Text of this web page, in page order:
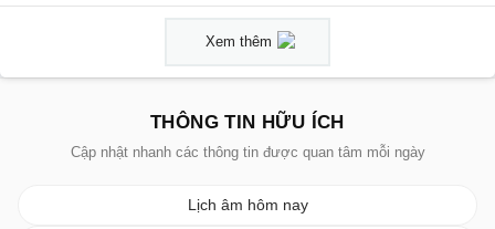
Xem thêm
THÔNG TIN HỮU ÍCH
Cập nhật nhanh các thông tin được quan tâm mỗi ngày
Lịch âm hôm nay